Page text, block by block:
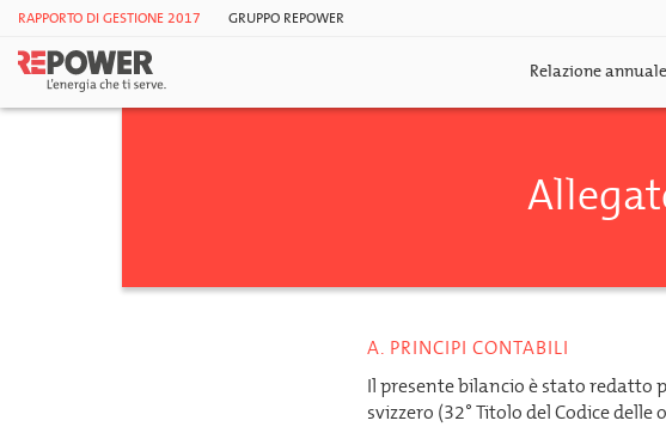
RAPPORTO DI GESTIONE 2017 GRUPPO REPOWER
Relazione annuale
A. PRINCIPI CONTABILI
Il presente bilancio è stato redatto
svizzero (32° Titolo del Codice delle